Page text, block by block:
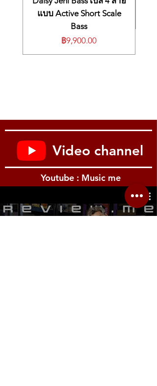
แบบ Active Short Scale
Bass
ราคา
฿9,900.00
Video channel
Youtube : Music me